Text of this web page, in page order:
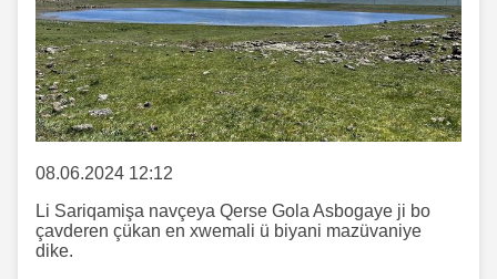
08.06.2024 12:12
Li Sariqamişa navçeya Qerse Gola Asbogaye ji bo
çavderen çükan en xwemali ü biyani mazüvaniye
dike.